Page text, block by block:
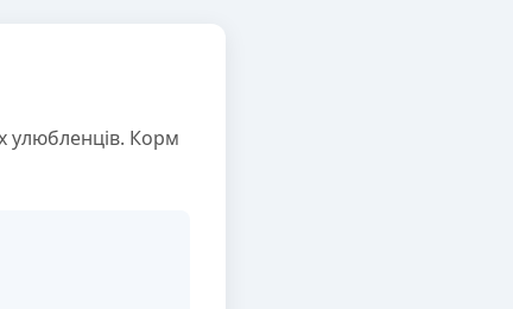
улюбленців. Корм